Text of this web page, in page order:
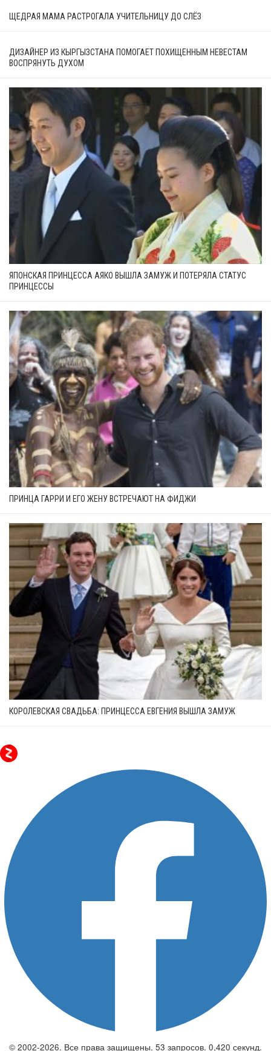
ЩЕДРАЯ МАМА РАСТРОГАЛА УЧИТЕЛЬНИЦУ ДО СЛЁЗ
ДИЗАЙНЕР ИЗ КЫРГЫЗСТАНА ПОМОГАЕТ ПОХИЩЕННЫМ НЕВЕСТАМ
ВОСПРЯНУТЬ ДУХОМ
ЯПОНСКАЯ ПРИНЦЕССА АЯКО ВЫШЛА ЗАМУЖ И ПОТЕРЯЛА СТАТУС
ПРИНЦЕССЫ
ПРИНЦА ГАРРИ И ЕГО ЖЕНУ ВСТРЕЧАЮТ НА ФИДЖИ
КОРОЛЕВСКАЯ СВАДЬБА: ПРИНЦЕССА ЕВГЕНИЯ ВЫШЛА ЗАМУЖ
© 2002-2026. Все права защищены. 53 запросов. 0,420 секунд.